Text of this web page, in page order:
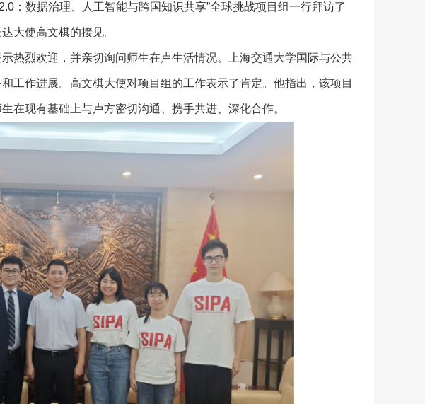
：数据治理、人工智能与跨国知识共享”全球挑战项目组一行拜访了
大使高文棋的接见。
热烈欢迎，并亲切询问师生在卢生活情况。上海交通大学国际与公共
工作进展。高文棋大使对项目组的工作表示了肯定。他指出，该项目
在现有基础上与卢方密切沟通、携手共进、深化合作。